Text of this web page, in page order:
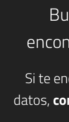
Si te
datos,